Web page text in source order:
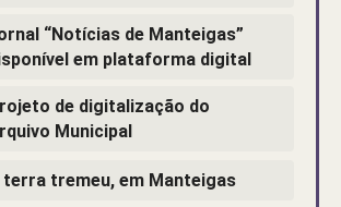
“Notícias de Manteigas”
em plataforma digital
de digitalização do
Municipal
terra tremeu, em Manteigas